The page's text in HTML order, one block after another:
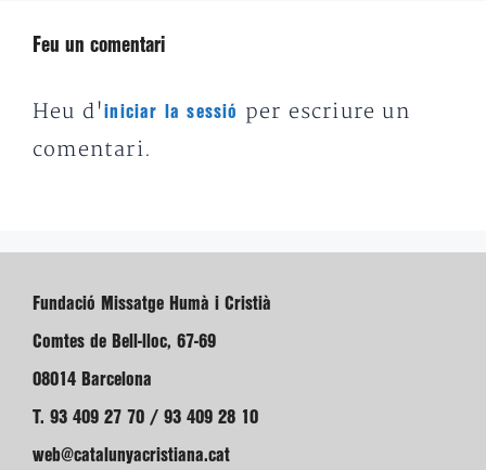
Feu un comentari
Heu d'iniciar la sessió
per escriure un
comentari.
Fundació Missatge Humà i Cristià
Comtes de Bell-lloc, 67-69
08014 Barcelona
T. 93 409 27 70 / 93 409 28 10
web@catalunyacristiana.cat